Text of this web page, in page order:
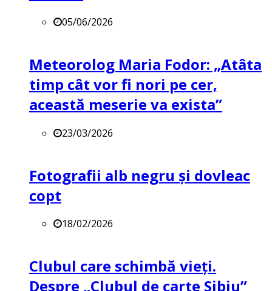
05/06/2026
Meteorolog Maria Fodor: „Atâta
timp cât vor fi nori pe cer,
această meserie va exista”
23/03/2026
Fotografii alb negru și dovleac
copt
18/02/2026
Clubul care schimbă vieți.
Despre „Clubul de carte Sibiu”